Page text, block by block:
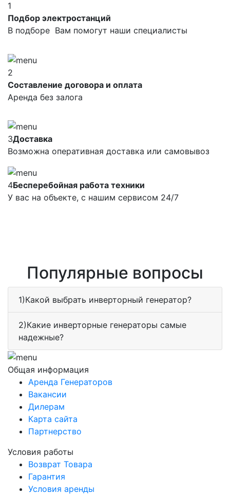
1
Подбор электростанций
В подборе Вам помогут наши специалисты
2
Составление договора и оплата
Аренда без залога
3Доставка
Возможна оперативная доставка или самовывоз
4Бесперебойная работа техники
У вас на объекте, с нашим сервисом 24/7
Популярные вопросы
1)Какой выбрать инверторный генератор?
2)Какие инверторные генераторы самые
надежные?
Общая информация
Аренда Генераторов
Вакансии
Дилерам
Карта сайта
Партнерство
Условия работы
Возврат Товара
Гарантия
Условия аренды